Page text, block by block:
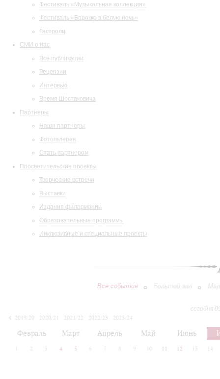
Фестиваль «Музыкальная коллекция»
Фестиваль «Барокко в белую ночь»
Гастроли
СМИ о нас
Все публикации
Рецензии
Интервью
Время Шостаковича
Партнеры
Наши партнеры
Фотогалерея
Стать партнером
Просветительские проекты
Творческие встречи
Выставки
Издания филармонии
Образовательные программы
Инклюзивные и специальные проекты
Все события Большой зал
сегодня
2019/20
2020/21 2021/22 2022/23
2023/24
Февраль Март Апрель Май Июнь
2 3 4 5 6 7 8 9 10 11 12 13 14